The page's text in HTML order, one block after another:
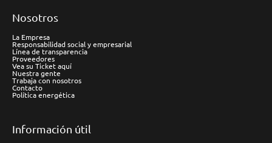
Nosotros
La Empresa
Responsabilidad social y empresarial
Línea de transparencia
Proveedores
Vea su Ticket aquí
Nuestra gente
Trabaja con nosotros
Contacto
Política energética
Información útil